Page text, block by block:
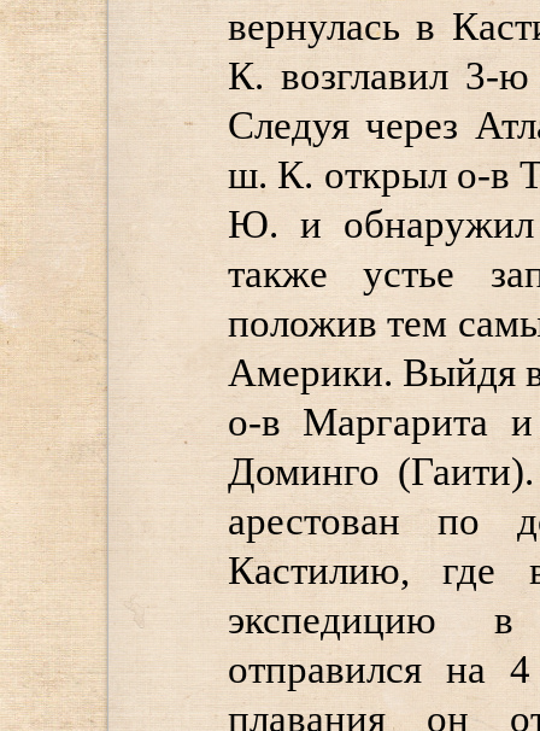
вернулась в
К. возглавил 3-
Следуя через
ш. К. открыл о-в
Ю. и
также устье
положив тем
Америки. Выйдя
о-в Маргарита
Доминго
арестован по
Кастилию, где
экспедицию
отправился на
плавания он